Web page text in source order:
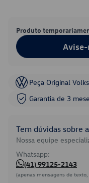
Produto
Peça Original
Garantia de 3
Tem dúvidas sobre
Nossa equipe
Whatsapp:
(41) 99125-2143
(apenas mensagens de